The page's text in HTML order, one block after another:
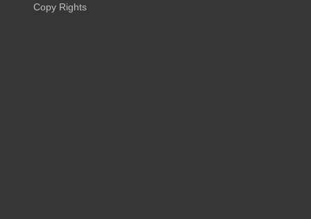
Copy Rights